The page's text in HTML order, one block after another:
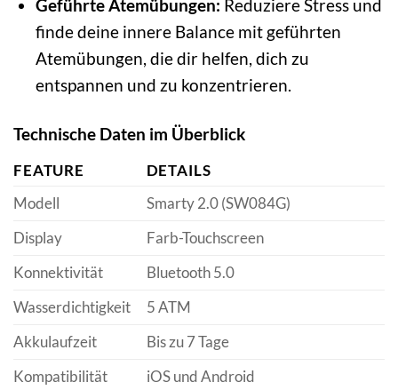
Geführte Atemübungen: Reduziere Stress und
finde deine innere Balance mit geführten
Atemübungen, die dir helfen, dich zu
entspannen und zu konzentrieren.
Technische Daten im Überblick
FEATURE
DETAILS
Modell
Smarty 2.0 (SW084G)
Display
Farb-Touchscreen
Konnektivität
Bluetooth 5.0
Wasserdichtigkeit
5 ATM
Akkulaufzeit
Bis zu 7 Tage
Kompatibilität
iOS und Android